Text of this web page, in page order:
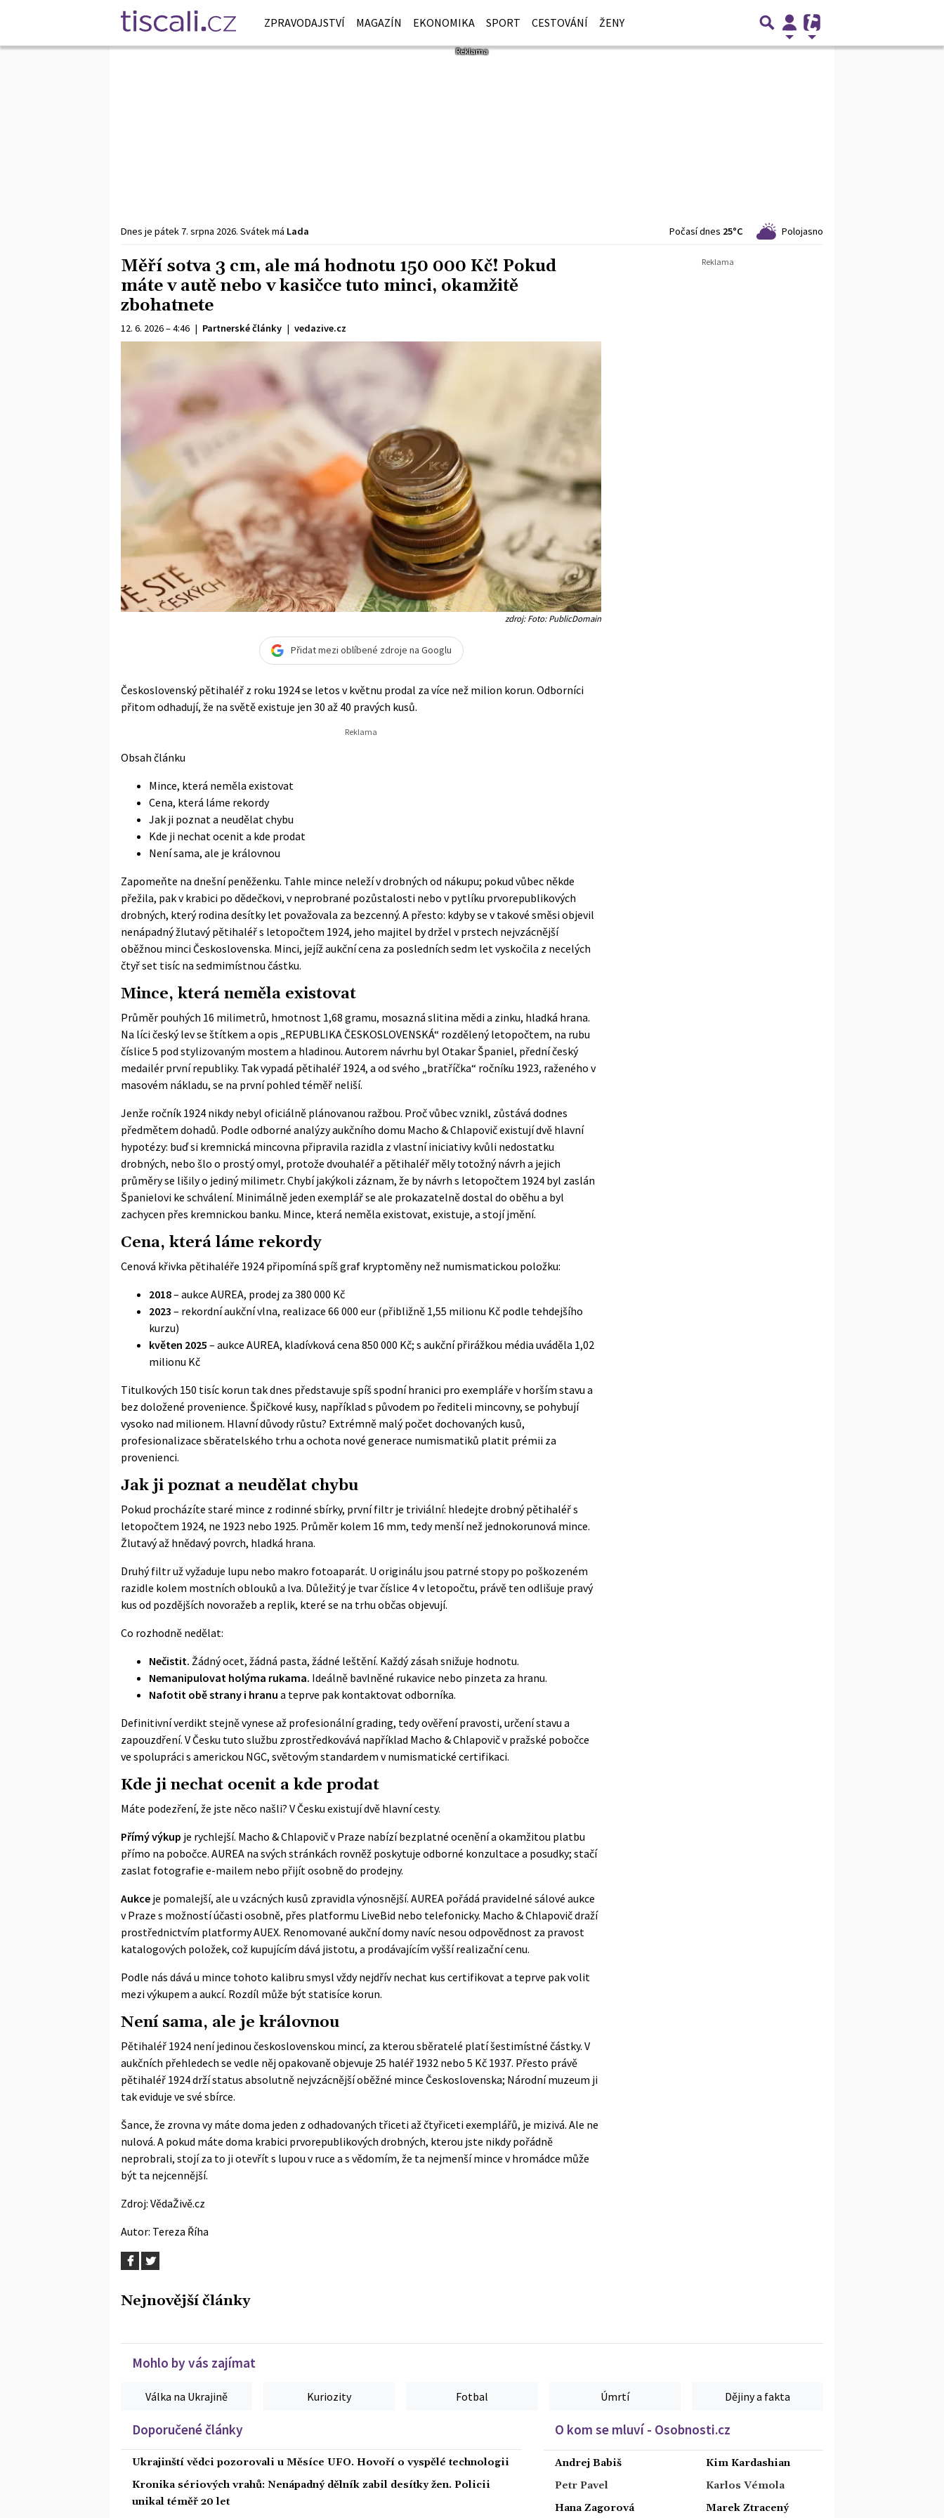
ZPRAVODAJSTVÍ MAGAZÍN EKONOMIKA SPORT CESTOVÁNÍ ŽENY
Dnes je pátek 7. srpna 2026. Svátek má Lada Počasí dnes 25°C Polojasno
Měří sotva 3 cm, ale má hodnotu 150 000 Kč! Pokud
máte v autě nebo v kasičce tuto minci, okamžitě
zbohatnete
12. 6. 2026 – 4:46 | Partnerské články | vedazive.cz
zdroj: Foto: PublicDomain
Přidat mezi oblíbené zdroje na Googlu
Československý pětihaléř z roku 1924 se letos v květnu prodal za více než milion korun. Odborníci
přitom odhadují, že na světě existuje jen 30 až 40 pravých kusů.
Obsah článku
Mince, která neměla existovat
Cena, která láme rekordy
Jak ji poznat a neudělat chybu
Kde ji nechat ocenit a kde prodat
Není sama, ale je královnou
Zapomeňte na dnešní peněženku. Tahle mince neleží v drobných od nákupu; pokud vůbec někde
přežila, pak v krabici po dědečkovi, v neprobrané pozůstalosti nebo v pytlíku prvorepublikových
drobných, který rodina desítky let považovala za bezcenný. A přesto: kdyby se v takové směsi objevil
nenápadný žlutavý pětihaléř s letopočtem 1924, jeho majitel by držel v prstech nejvzácnější
oběžnou minci Československa. Minci, jejíž aukční cena za posledních sedm let vyskočila z necelých
čtyř set tisíc na sedmimístnou částku.
Mince, která neměla existovat
Průměr pouhých 16 milimetrů, hmotnost 1,68 gramu, mosazná slitina mědi a zinku, hladká hrana.
Na líci český lev se štítkem a opis „REPUBLIKA ČESKOSLOVENSKÁ“ rozdělený letopočtem, na rubu
číslice 5 pod stylizovaným mostem a hladinou. Autorem návrhu byl Otakar Španiel, přední český
medailér první republiky. Tak vypadá pětihaléř 1924, a od svého „bratříčka“ ročníku 1923, raženého v
masovém nákladu, se na první pohled téměř neliší.
Jenže ročník 1924 nikdy nebyl oficiálně plánovanou ražbou. Proč vůbec vznikl, zůstává dodnes
předmětem dohadů. Podle odborné analýzy aukčního domu Macho & Chlapovič existují dvě hlavní
hypotézy: buď si kremnická mincovna připravila razidla z vlastní iniciativy kvůli nedostatku
drobných, nebo šlo o prostý omyl, protože dvouhaléř a pětihaléř měly totožný návrh a jejich
průměry se lišily o jediný milimetr. Chybí jakýkoli záznam, že by návrh s letopočtem 1924 byl zaslán
Španielovi ke schválení. Minimálně jeden exemplář se ale prokazatelně dostal do oběhu a byl
zachycen přes kremnickou banku. Mince, která neměla existovat, existuje, a stojí jmění.
Cena, která láme rekordy
Cenová křivka pětihaléře 1924 připomíná spíš graf kryptoměny než numismatickou položku:
2018– aukce AUREA, prodej za 380 000 Kč
2023 – rekordní aukční vlna, realizace 66 000 eur (přibližně 1,55 milionu Kč podle tehdejšího
kurzu)
květen 2025 – aukce AUREA, kladívková cena 850 000 Kč; s aukční přirážkou média uváděla 1,02
milionu Kč
Titulkových 150 tisíc korun tak dnes představuje spíš spodní hranici pro exempláře v horším stavu a
bez doložené provenience. Špičkové kusy, například s původem po řediteli mincovny, se pohybují
vysoko nad milionem. Hlavní důvody růstu? Extrémně malý počet dochovaných kusů,
profesionalizace sběratelského trhu a ochota nové generace numismatiků platit prémii za
provenienci.
Jak ji poznat a neudělat chybu
Pokud procházíte staré mince z rodinné sbírky, první filtr je triviální: hledejte drobný pětihaléř s
letopočtem 1924, ne 1923 nebo 1925. Průměr kolem 16 mm, tedy menší než jednokorunová mince.
Žlutavý až hnědavý povrch, hladká hrana.
Druhý filtr už vyžaduje lupu nebo makro fotoaparát. U originálu jsou patrné stopy po poškozeném
razidle kolem mostních oblouků a lva. Důležitý je tvar číslice 4 v letopočtu, právě ten odlišuje pravý
kus od pozdějších novoražeb a replik, které se na trhu občas objevují.
Co rozhodně nedělat:
Nečistit. Žádný ocet, žádná pasta, žádné leštění. Každý zásah snižuje hodnotu.
Nemanipulovat holýma rukama. Ideálně bavlněné rukavice nebo pinzeta za hranu.
Nafotit obě strany i hranu a teprve pak kontaktovat odborníka.
Definitivní verdikt stejně vynese až profesionální grading, tedy ověření pravosti, určení stavu a
zapouzdření. V Česku tuto službu zprostředkovává například Macho & Chlapovič v pražské pobočce
ve spolupráci s americkou NGC, světovým standardem v numismatické certifikaci.
Kde ji nechat ocenit a kde prodat
Máte podezření, že jste něco našli? V Česku existují dvě hlavní cesty.
Přímý výkup je rychlejší. Macho & Chlapovič v Praze nabízí bezplatné ocenění a okamžitou platbu
přímo na pobočce. AUREA na svých stránkách rovněž poskytuje odborné konzultace a posudky; stačí
zaslat fotografie e-mailem nebo přijít osobně do prodejny.
Aukce je pomalejší, ale u vzácných kusů zpravidla výnosnější. AUREA pořádá pravidelné sálové aukce
v Praze s možností účasti osobně, přes platformu LiveBid nebo telefonicky. Macho & Chlapovič draží
prostřednictvím platformy AUEX. Renomované aukční domy navíc nesou odpovědnost za pravost
katalogových položek, což kupujícím dává jistotu, a prodávajícím vyšší realizační cenu.
Podle nás dává u mince tohoto kalibru smysl vždy nejdřív nechat kus certifikovat a teprve pak volit
mezi výkupem a aukcí. Rozdíl může být statisíce korun.
Není sama, ale je královnou
Pětihaléř 1924 není jedinou československou mincí, za kterou sběratelé platí šestimístné částky. V
aukčních přehledech se vedle něj opakovaně objevuje 25 haléř 1932 nebo 5 Kč 1937. Přesto právě
pětihaléř 1924 drží status absolutně nejvzácnější oběžné mince Československa; Národní muzeum ji
tak eviduje ve své sbírce.
Šance, že zrovna vy máte doma jeden z odhadovaných třiceti až čtyřiceti exemplářů, je mizivá. Ale ne
nulová. A pokud máte doma krabici prvorepublikových drobných, kterou jste nikdy pořádně
neprobrali, stojí za to ji otevřít s lupou v ruce a s vědomím, že ta nejmenší mince v hromádce může
být ta nejcennější.
Zdroj: VědaŽivě.cz
Autor: Tereza Říha
Nejnovější články
Mohlo by vás zajímat
Válka na Ukrajině Kuriozity Fotbal Úmrtí Dějiny a fakta
Doporučené články
Ukrajinští vědci pozorovali u Měsíce UFO. Hovoří o vyspělé technologii
Kronika sériových vrahů: Nenápadný dělník zabil desítky žen. Policii
unikal téměř 20 let
O kom se mluví - Osobnosti.cz
Andrej Babiš
Petr Pavel
Hana Zagorová
Kim Kardashian
Karlos Vémola
Marek Ztracený